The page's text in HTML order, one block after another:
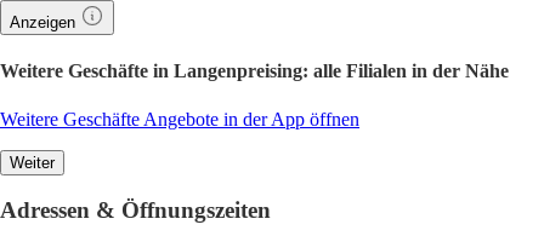
Anzeigen
Weitere Geschäfte in Langenpreising: alle Filialen in der Nähe
Weitere Geschäfte Angebote in der App öffnen
Weiter
Adressen & Öffnungszeiten